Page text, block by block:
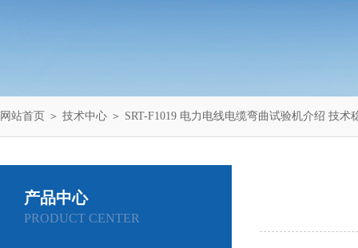
网站首页 ＞ 技术中心 ＞ SRT-F1019 电力电线电缆弯曲试验机介绍 技术
产品中心
PRODUCT CENTER